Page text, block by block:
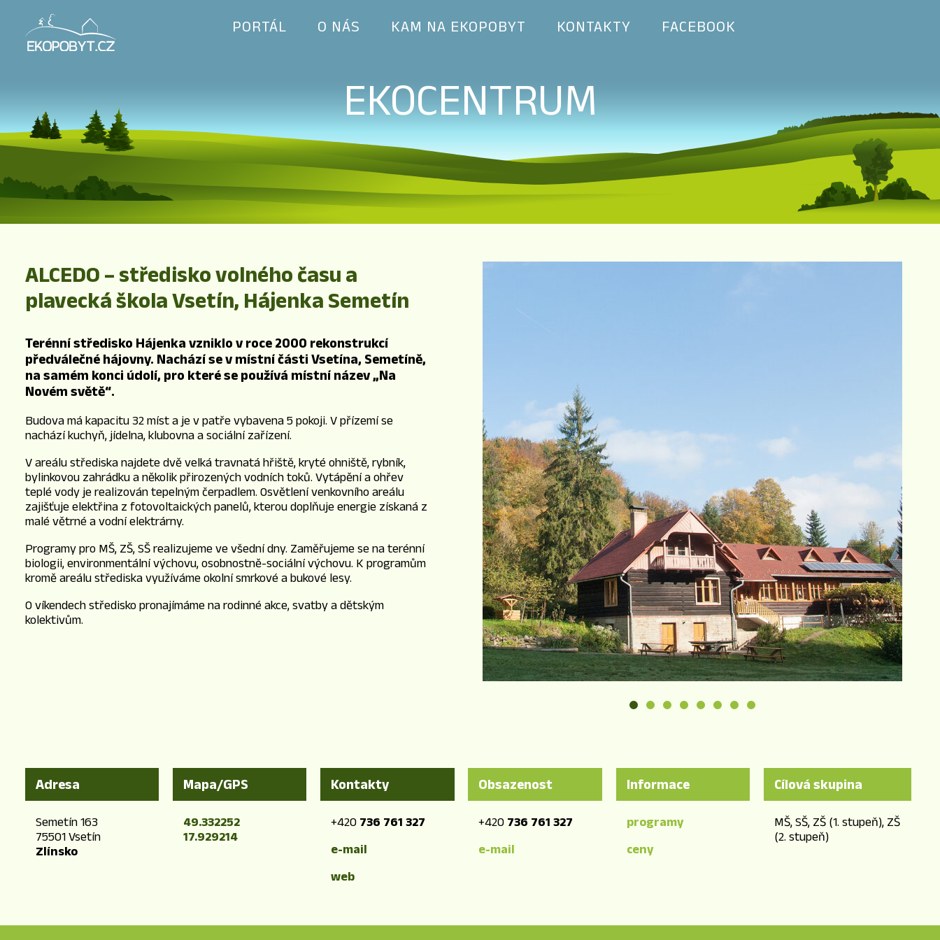
PORTÁL O NÁS KAM NA EKOPOBYT KONTAKTY FACEBOOK
EKOCENTRUM
ALCEDO – středisko volného času a
plavecká škola Vsetín, Hájenka Semetín
Terénní středisko Hájenka vzniklo v roce 2000 rekonstrukcí
předválečné hájovny. Nachází se v místní části Vsetína, Semetíně,
na samém konci údolí, pro které se používá místní název „Na
Novém světě“.
Budova má kapacitu 32 míst a je v patře vybavena 5 pokoji. V přízemí se
nachází kuchyň, jídelna, klubovna a sociální zařízení.
V areálu střediska najdete dvě velká travnatá hřiště, kryté ohniště, rybník,
bylinkovou zahrádku a několik přirozených vodních toků. Vytápění a ohřev
teplé vody je realizován tepelným čerpadlem. Osvětlení venkovního areálu
zajišťuje elektřina z fotovoltaických panelů, kterou doplňuje energie získaná z
malé větrné a vodní elektrárny.
Programy pro MŠ, ZŠ, SŠ realizujeme ve všední dny. Zaměřujeme se na terénní
biologii, environmentální výchovu, osobnostně-sociální výchovu. K programům
kromě areálu střediska využíváme okolní smrkové a bukové lesy.
O víkendech středisko pronajímáme na rodinné akce, svatby a dětským
kolektivům.
Adresa
Semetín 163
75501 Vsetín
Zlínsko
Mapa/GPS
49.332252
17.929214
Kontakty
+420 736 761 327
e-mail
web
Obsazenost
+420 736 761 327
e-mail
Informace
programy
ceny
Cílová skupina
MŠ, SŠ, ZŠ (1. stupeň), ZŠ
(2. stupeň)